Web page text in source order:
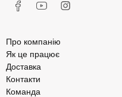
Про компанію
Як це працює
Доставка
Контакти
Команда